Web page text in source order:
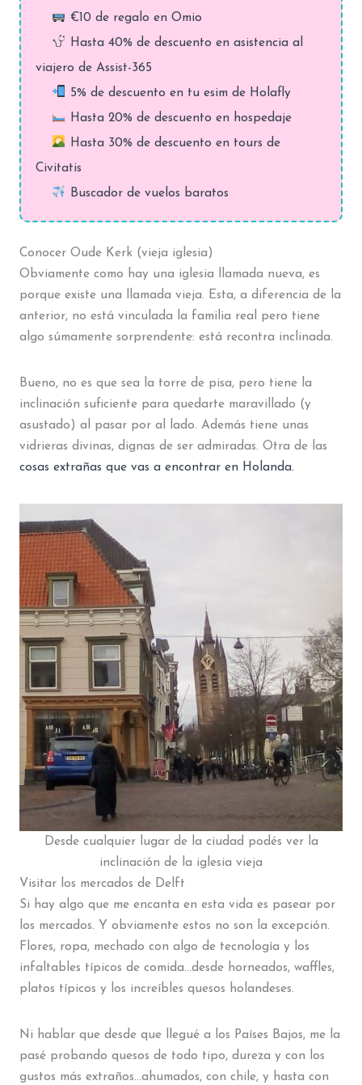
€10 de regalo en Omio
Hasta 40% de descuento en asistencia al
viajero de Assist-365
5% de descuento en tu esim de Holafly
Hasta 20% de descuento en hospedaje
Hasta 30% de descuento en tours de
Civitatis
Buscador de vuelos baratos
Conocer Oude Kerk (vieja iglesia)
Obviamente como hay una iglesia llamada nueva, es
porque existe una llamada vieja. Esta, a diferencia de la
anterior, no está vinculada la familia real pero tiene
algo súmamente sorprendente: está recontra inclinada.
Bueno, no es que sea la torre de pisa, pero tiene la
inclinación suficiente para quedarte maravillado (y
asustado) al pasar por al lado. Además tiene unas
vidrieras divinas, dignas de ser admiradas. Otra de las
cosas extrañas que vas a encontrar en Holanda.
Desde cualquier lugar de la ciudad podés ver la
inclinación de la iglesia vieja
Visitar los mercados de Delft
Si hay algo que me encanta en esta vida es pasear por
los mercados. Y obviamente estos no son la excepción.
Flores, ropa, mechado con algo de tecnología y los
infaltables típicos de comida…desde horneados, waffles,
platos típicos y los increíbles quesos holandeses.
Ni hablar que desde que llegué a los Países Bajos, me la
pasé probando quesos de todo tipo, dureza y con los
gustos más extraños…ahumados, con chile, y hasta con